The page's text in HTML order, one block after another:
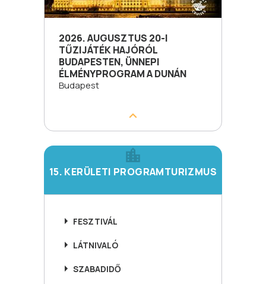
2026. AUGUSZTUS 20-I
TŰZIJÁTÉK HAJÓRÓL
BUDAPESTEN, ÜNNEPI
ÉLMÉNYPROGRAM A DUNÁN
Budapest
15. KERÜLETI PROGRAMTURIZMUS
FESZTIVÁL
LÁTNIVALÓ
SZABADIDŐ